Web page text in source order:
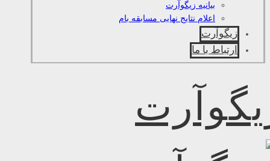
بیانیه زیگوآرت
اعلام نتایج نهایی مسابقه بام
زیگوآرت
ارتباط با ما